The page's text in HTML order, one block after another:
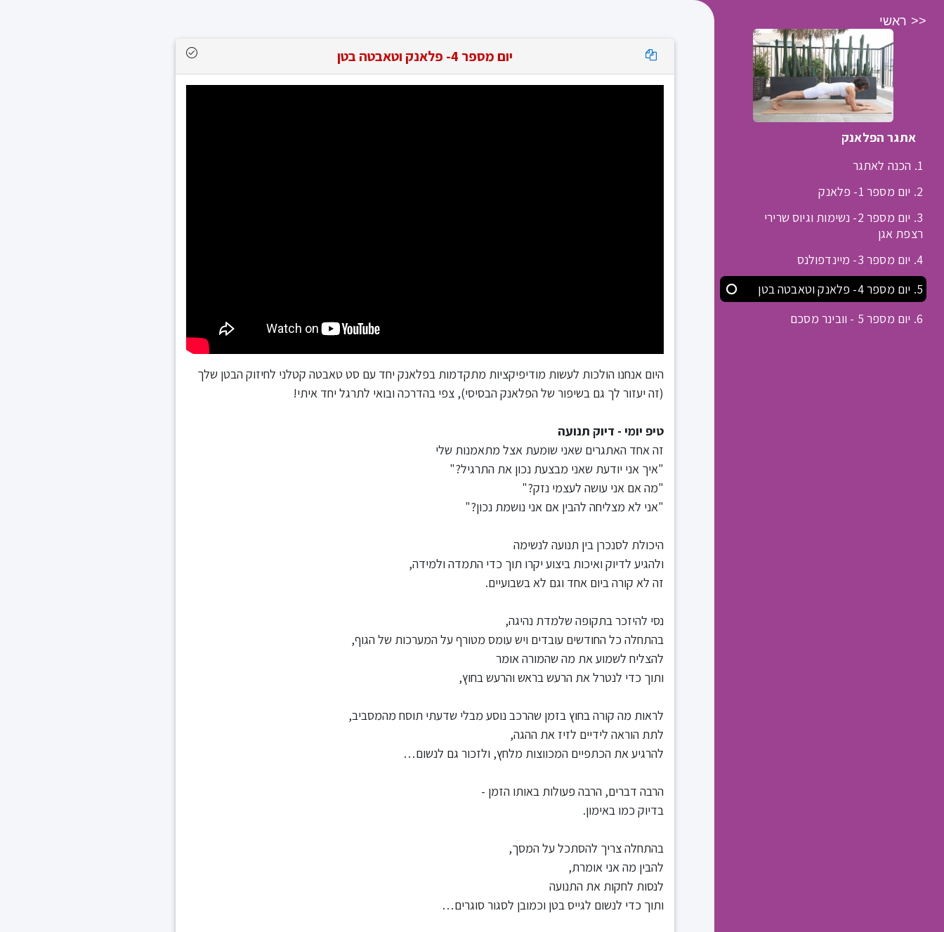
מועדון Movimento<< ראשי
אתגר הפלאנק
1. הכנה לאתגר
2. יום מספר 1- פלאנק
3. יום מספר 2- נשימות וגיוס שרירי
רצפת אגן
4. יום מספר 3- מיינדפולנס
5. יום מספר 4- פלאנק וטאבטה בטן
6. יום מספר 5 - וובינר מסכם
יום מספר 4- פלאנק וטאבטה בטן
היום אנחנו הולכות לעשות מודיפיקציות מתקדמות בפלאנק יחד עם סט טאבטה קטלני לחיזוק הבטן שלך
(זה יעזור לך גם בשיפור של הפלאנק הבסיסי), צפי בהדרכה ובואי לתרגל יחד איתי!
טיפ יומי - דיוק תנועה
זה אחד האתגרים שאני שומעת אצל מתאמנות שלי
"איך אני יודעת שאני מבצעת נכון את התרגיל?"
"מה אם אני עושה לעצמי נזק?"
"אני לא מצליחה להבין אם אני נושמת נכון?"
היכולת לסנכרן בין תנועה לנשימה
ולהגיע לדיוק ואיכות ביצוע יקרו תוך כדי התמדה ולמידה,
זה לא קורה ביום אחד וגם לא בשבועיים.
נסי להיזכר בתקופה שלמדת נהיגה,
בהתחלה כל החודשים עובדים ויש עומס מטורף על המערכות של הגוף,
להצליח לשמוע את מה שהמורה אומר
ותוך כדי לנטרל את הרעש בראש והרעש בחוץ,
לראות מה קורה בחוץ בזמן שהרכב נוסע מבלי שדעתי תוסח מהמסביב,
לתת הוראה לידיים לזיז את ההגה,
להרגיע את הכתפיים המכווצות מלחץ, ולזכור גם לנשום…
הרבה דברים, הרבה פעולות באותו הזמן -
בדיוק כמו באימון.
בהתחלה צריך להסתכל על המסך,
להבין מה אני אומרת,
לנסות לחקות את התנועה
ותוך כדי לנשום לגייס בטן וכמובן לסגור סוגרים…